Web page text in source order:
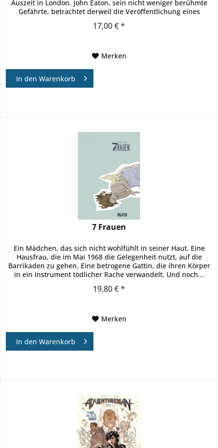
Auszeit in London. John Eaton, sein nicht weniger berühmte
Gefährte, betrachtet derweil die Veröffentlichung eines
17,00 € *
Merken
In den Warenkorb
7 Frauen
Ein Mädchen, das sich nicht wohlfühlt in seiner Haut. Eine
Hausfrau, die im Mai 1968 die Gelegenheit nutzt, auf die
Barrikaden zu gehen. Eine betrogene Gattin, die ihren Körper
in ein Instrument tödlicher Rache verwandelt. Und noch...
19,80 € *
Merken
In den Warenkorb